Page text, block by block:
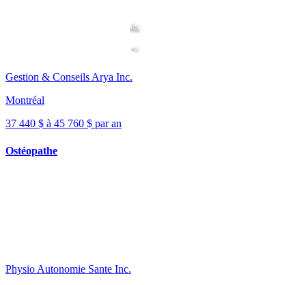
Gestion & Conseils Arya Inc.
Montréal
37 440 $ à 45 760 $ par an
Ostéopathe
Physio Autonomie Sante Inc.